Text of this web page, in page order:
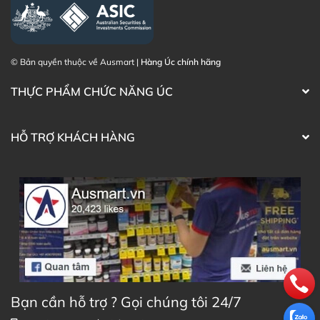
© Bản quyền thuộc về Ausmart | Hàng Úc chính hãng
THỰC PHẨM CHỨC NĂNG ÚC
HỖ TRỢ KHÁCH HÀNG
Bạn cần hỗ trợ ? Gọi chúng tôi 24/7